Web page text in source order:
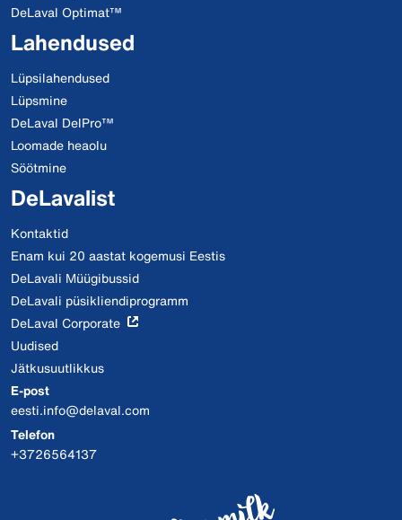
DeLaval Optimat™
Lahendused
Lüpsilahendused
Lüpsmine
DeLaval DelPro™
Loomade heaolu
Söötmine
DeLavalist
Kontaktid
Enam kui 20 aastat kogemusi Eestis
DeLavali Müügibussid
DeLavali püsikliendiprogramm
DeLaval Corporate
Uudised
Jätkusuutlikkus
E-post
eesti.info@delaval.com
Telefon
+3726564137